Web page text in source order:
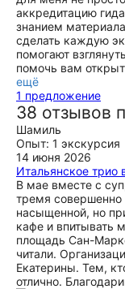
аккредитацию
знанием
сделать каждую
помогают
помочь вам
ещё
1 предложение
38 отзывов
Шамиль
Опыт: 1 экскурсия
14 июня 2026
Итальянское
В мае вместе с
тремя
насыщенной, но
кафе и впитывать
площадь Сан-
читали.
Екатерины. Тем,
отлично.